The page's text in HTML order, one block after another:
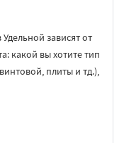
зависят от
какой вы хотите тип
плиты и тд.),